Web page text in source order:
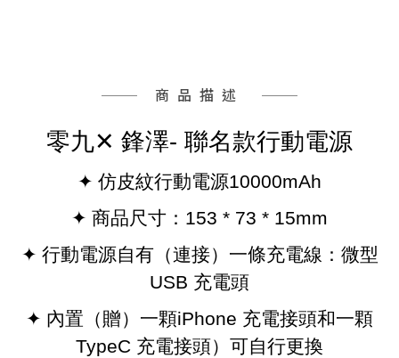
商品描述
零九✕ 鋒澤- 聯名款行動電源
✦ 仿皮紋行動電源10000mAh
✦ 商品尺寸 ：153 * 73 * 15mm
✦ 行動電源自有（連接）一條充電線： 微型
USB 充電頭
✦ 內置（贈）一顆iPhone 充電接頭和一顆
TypeC 充電接頭）可自行更換